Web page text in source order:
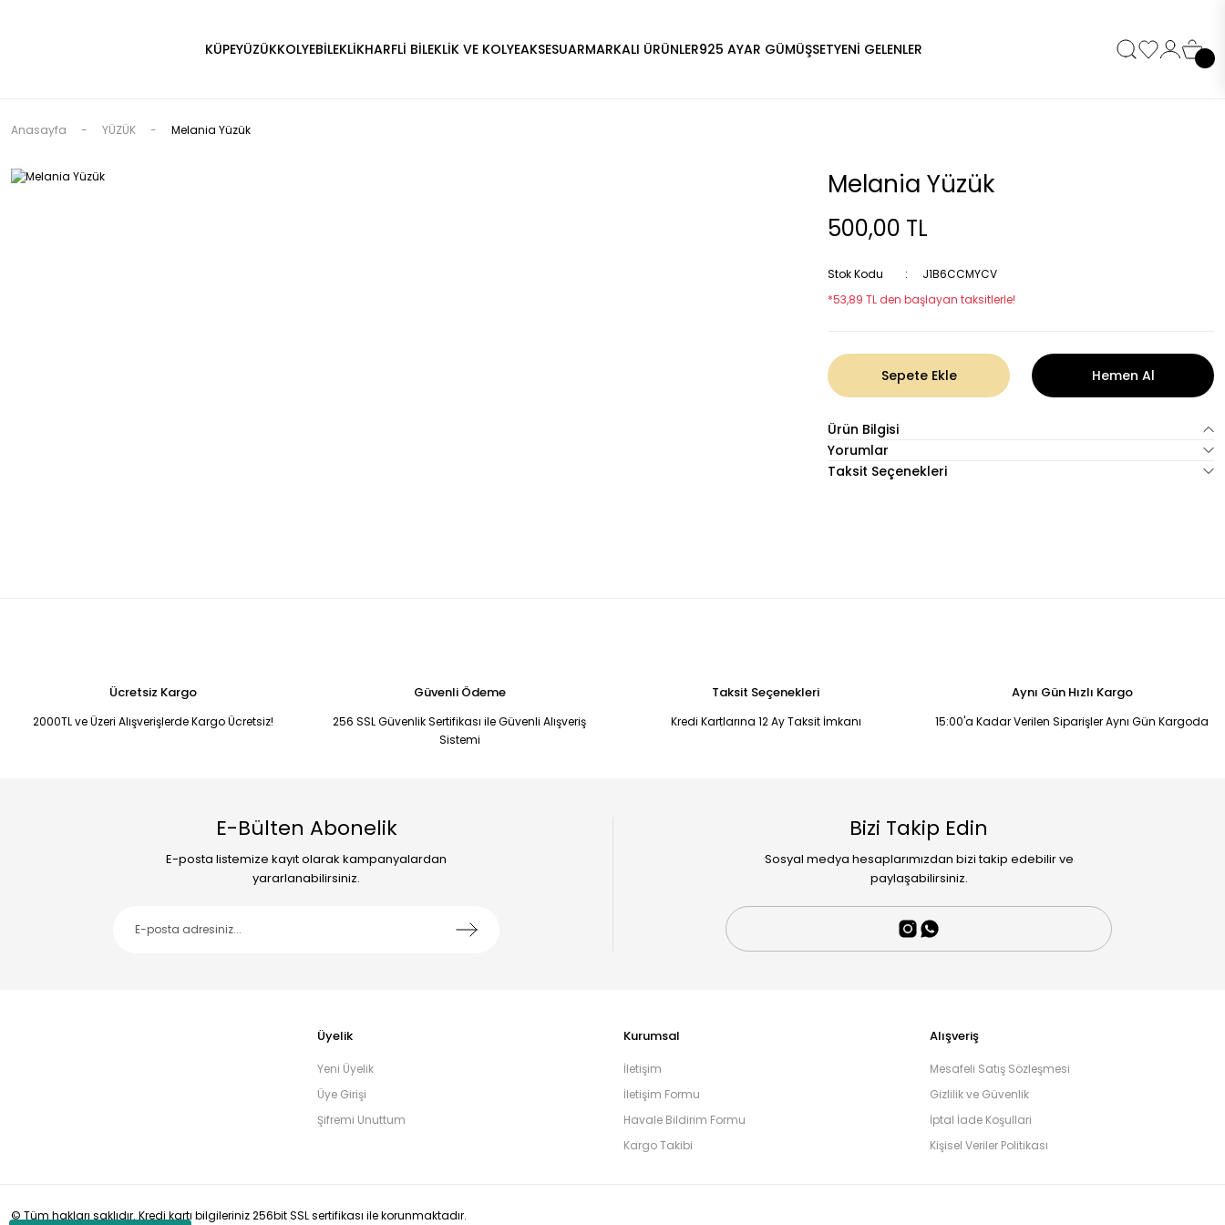
KÜPEYÜZÜKKOLYEBİLEKLİKHARFLİ BİLEKLİK VE KOLYEAKSESUARMARKALI ÜRÜNLER925 AYAR GÜMÜŞSETYENİ GELENLER
Anasayfa YÜZÜK Melania Yüzük
Melania Yüzük
500,00 TL
Stok Kodu
J1B6CCMYCV
*53,89 TL den başlayan taksitlerle!
Sepete Ekle Hemen Al
Ürün Bilgisi
Yorumlar
Taksit Seçenekleri
Ücretsiz Kargo
2000TL ve Üzeri Alışverişlerde Kargo Ücretsiz!
Güvenli Ödeme
256 SSL Güvenlik Sertifikası ile Güvenli Alışveriş
Sistemi
Taksit Seçenekleri
Kredi Kartlarına 12 Ay Taksit İmkanı
Aynı Gün Hızlı Kargo
15:00'a Kadar Verilen Siparişler Aynı Gün Kargoda
E-Bülten Abonelik
E-posta listemize kayıt olarak kampanyalardan
yararlanabilirsiniz.
Bizi Takip Edin
Sosyal medya hesaplarımızdan bizi takip edebilir ve
paylaşabilirsiniz.
Üyelik
Yeni Üyelik
Üye Girişi
Şifremi Unuttum
Kurumsal
İletişim
İletişim Formu
Havale Bildirim Formu
Kargo Takibi
Alışveriş
Mesafeli Satış Sözleşmesi
Gizlilik ve Güvenlik
İptal İade Koşullari
Kişisel Veriler Politikası
© Tüm hakları saklıdır. Kredi kartı bilgileriniz 256bit SSL sertifikası ile korunmaktadır.